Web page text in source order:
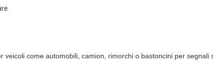
veicoli come automobili, camion, rimorchi o bastoncini per